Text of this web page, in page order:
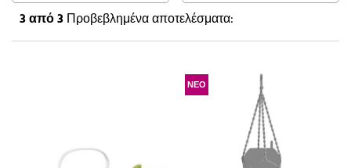
3από 3Προβεβλημένα αποτελέσματα:
ΝΕΟ